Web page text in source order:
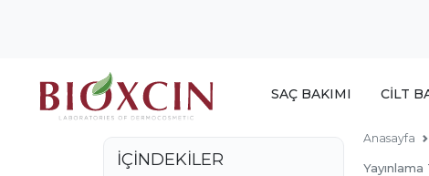
SAÇ BAKIMI CİLT
İÇİNDEKİLER
Anasayfa
Yayınlama